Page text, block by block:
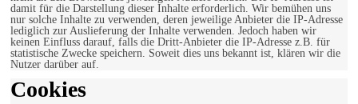
damit für die Darstellung dieser Inhalte erforderlich. Wir bemühen uns
nur solche Inhalte zu verwenden, deren jeweilige Anbieter die IP-Adresse
lediglich zur Auslieferung der Inhalte verwenden. Jedoch haben wir
keinen Einfluss darauf, falls die Dritt-Anbieter die IP-Adresse z.B. für
statistische Zwecke speichern. Soweit dies uns bekannt ist, klären wir die
Nutzer darüber auf.
Cookies